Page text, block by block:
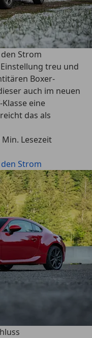
Strom
treu und
Boxer-
auch im neuen
eine
das als
Min. Lesezeit
Strom